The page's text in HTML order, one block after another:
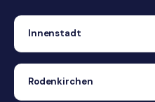
Innenstadt
Rodenkirchen